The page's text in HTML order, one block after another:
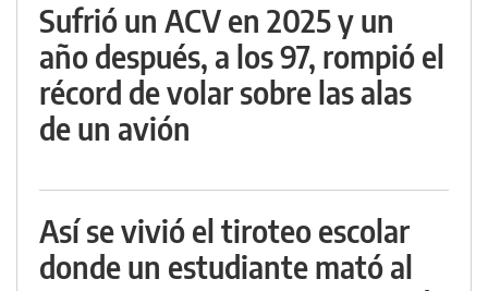
Sufrió un ACV en 2025 y un
año después, a los 97, rompió el
récord de volar sobre las alas
de un avión
Así se vivió el tiroteo escolar
donde un estudiante mató al